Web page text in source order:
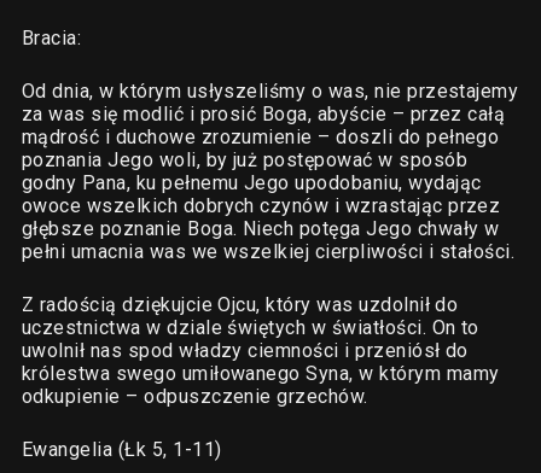
Bracia:
Od dnia, w którym usłyszeliśmy o was, nie przestajemy
za was się modlić i prosić Boga, abyście – przez całą
mądrość i duchowe zrozumienie – doszli do pełnego
poznania Jego woli, by już postępować w sposób
godny Pana, ku pełnemu Jego upodobaniu, wydając
owoce wszelkich dobrych czynów i wzrastając przez
głębsze poznanie Boga. Niech potęga Jego chwały w
pełni umacnia was we wszelkiej cierpliwości i stałości.
Z radością dziękujcie Ojcu, który was uzdolnił do
uczestnictwa w dziale świętych w światłości. On to
uwolnił nas spod władzy ciemności i przeniósł do
królestwa swego umiłowanego Syna, w którym mamy
odkupienie – odpuszczenie grzechów.
Ewangelia (Łk 5, 1-11)